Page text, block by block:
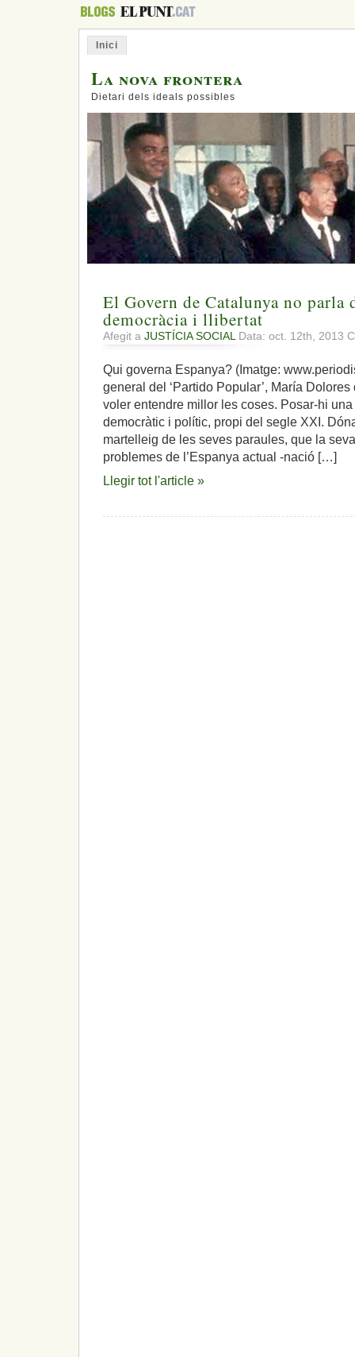
Inici
La nova frontera
Dietari dels ideals possibles
El Govern de Catalunya no parla
democràcia i llibertat
Afegit a JUSTÍCIA SOCIAL Data: oct. 12th, 2013
Qui governa Espanya? (Imatge:
general del ‘Partido Popular’, María
voler entendre millor les coses. Posar-hi una
democràtic i polític, propi del segle XXI.
martelleig de les seves paraules, que la
problemes de l’Espanya actual -nació […]
Llegir tot l'article »